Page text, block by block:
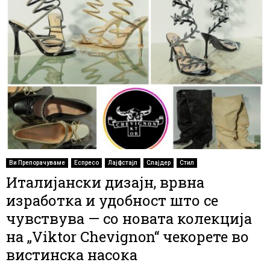
Ви Препорачуваме Еспресо Лајфстајл Слајдер Стил
Италијански дизајн, врвна
изработка и удобност што се
чувствува — со новата колекција
на „Viktor Chevignon“ чекорете во
вистинска насока